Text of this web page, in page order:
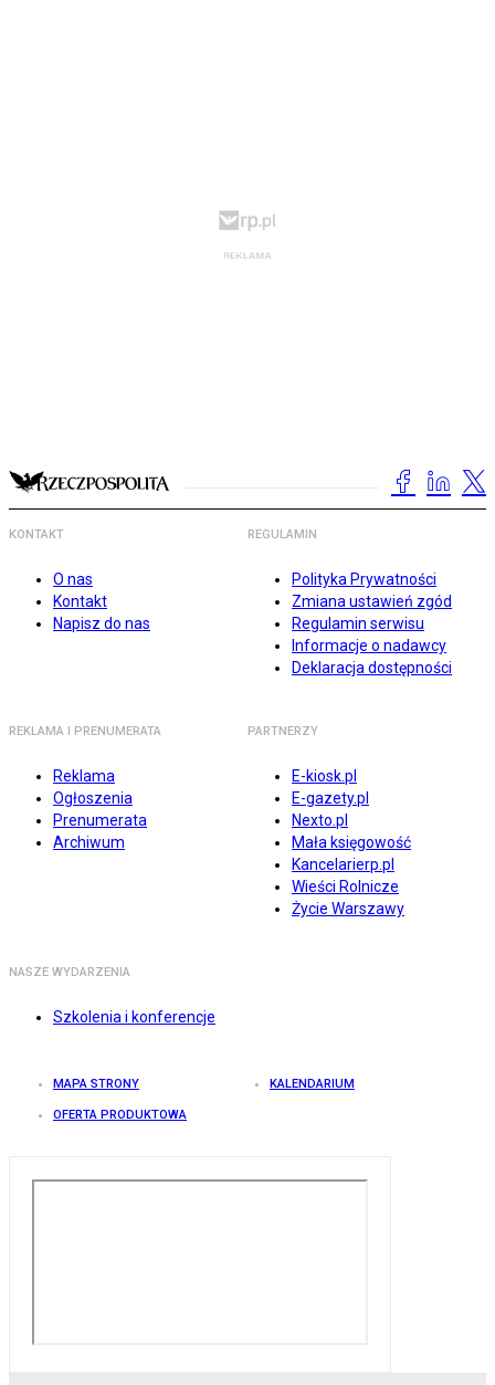
KONTAKT
O nas
Kontakt
Napisz do nas
REGULAMIN
Polityka Prywatności
Zmiana ustawień zgód
Regulamin serwisu
Informacje o nadawcy
Deklaracja dostępności
REKLAMA I PRENUMERATA
Reklama
Ogłoszenia
Prenumerata
Archiwum
PARTNERZY
E-kiosk.pl
E-gazety.pl
Nexto.pl
Mała księgowość
Kancelarierp.pl
Wieści Rolnicze
Życie Warszawy
NASZE WYDARZENIA
Szkolenia i konferencje
MAPA STRONY KALENDARIUM
OFERTA PRODUKTOWA